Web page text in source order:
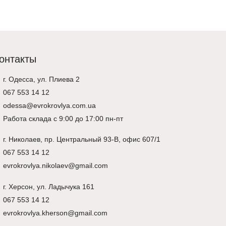
г. Одесса, ул. Плиева 2
067 553 14 12
odessa@evrokrovlya.com.ua
Работа склада с 9:00 до 17:00 пн-пт
г. Николаев, пр. Центральный 93-В, офис 607/1
067 553 14 12
evrokrovlya.nikolaev@gmail.com
г. Херсон, ул. Ладычука 161
067 553 14 12
evrokrovlya.kherson@gmail.com